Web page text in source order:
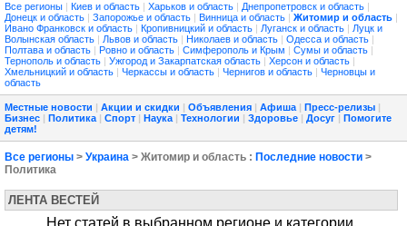
Все регионы | Киев и область | Харьков и область | Днепропетровск и область |
Донецк и область | Запорожье и область | Винница и область | Житомир и область |
Ивано Франковск и область | Кропивницкий и область | Луганск и область | Луцк и
Волынская область | Львов и область | Николаев и область | Одесса и область |
Полтава и область | Ровно и область | Симферополь и Крым | Сумы и область |
Тернополь и область | Ужгород и Закарпатская область | Херсон и область |
Хмельницкий и область | Черкассы и область | Чернигов и область | Черновцы и
область
Местные новости | Акции и скидки | Объявления | Афиша | Пресс-релизы |
Бизнес | Политика | Спорт | Наука | Технологии | Здоровье | Досуг | Помогите
детям!
Все регионы > Украина > Житомир и область : Последние новости >
Политика
ЛЕНТА ВЕСТЕЙ
Нет статей в выбранном регионе и категории.